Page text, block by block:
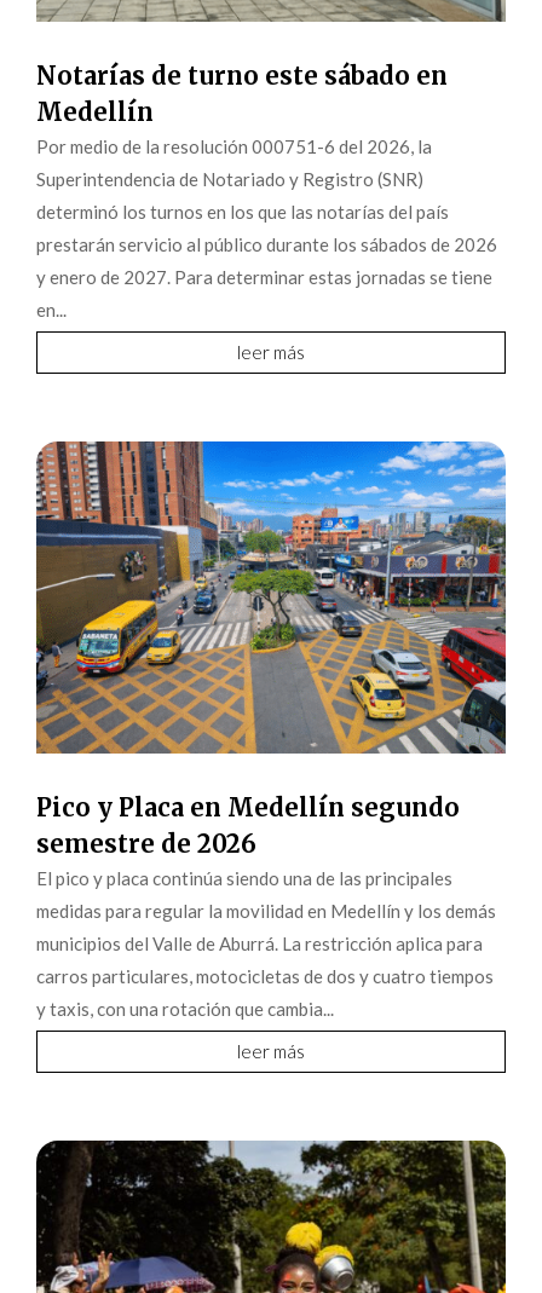
Notarías de turno este sábado en
Medellín
Por medio de la resolución 000751-6 del 2026, la
Superintendencia de Notariado y Registro (SNR)
determinó los turnos en los que las notarías del país
prestarán servicio al público durante los sábados de 2026
y enero de 2027. Para determinar estas jornadas se tiene
en...
leer más
Pico y Placa en Medellín segundo
semestre de 2026
El pico y placa continúa siendo una de las principales
medidas para regular la movilidad en Medellín y los demás
municipios del Valle de Aburrá. La restricción aplica para
carros particulares, motocicletas de dos y cuatro tiempos
y taxis, con una rotación que cambia...
leer más